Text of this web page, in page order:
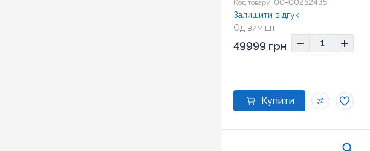
Код товару: 00-00252435
Од вим:шт
40x21x27 см
Залишити відгук
49999 грн